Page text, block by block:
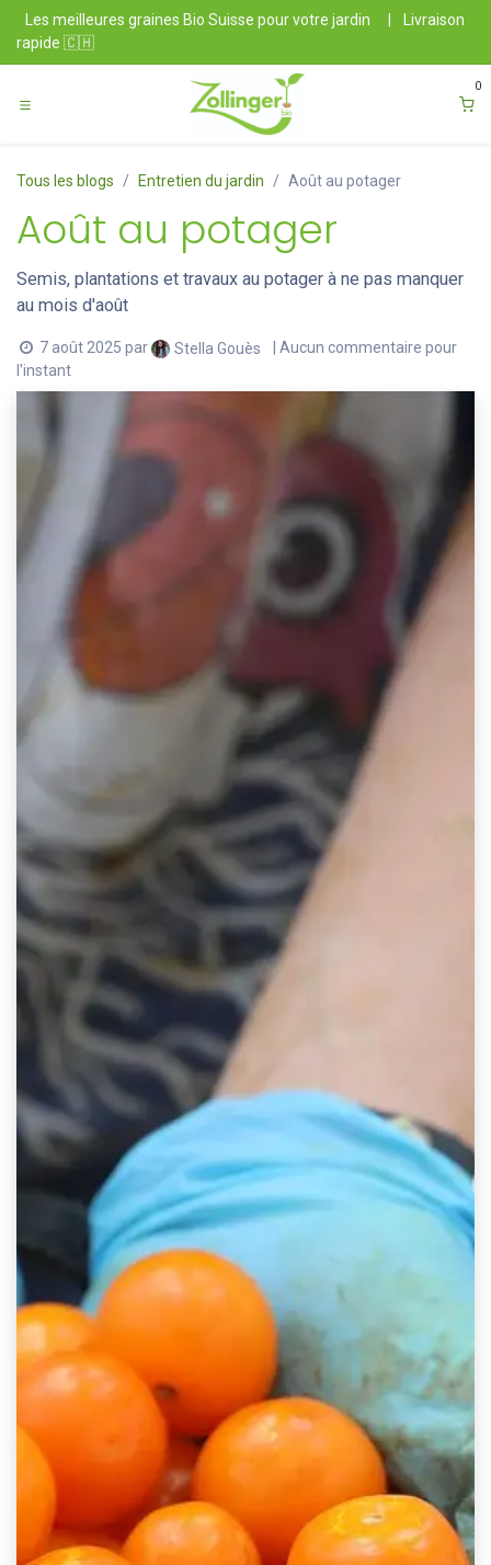
Se rendre au contenu
Les meilleures graines Bio Suisse pour votre jardin
Livraison
rapide 🇨🇭
0
Tous les blogs Entretien du jardin Août au potager
Août au potager
Semis, plantations et travaux au potager à ne pas manquer
au mois d'août
7 août 2025 par Stella Gouès
| Aucun commentaire pour
l'instant